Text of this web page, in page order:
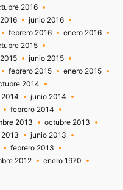
2016
junio 2016
febrero 2016
enero 2016
2015
junio 2015
febrero 2015
enero 2015
2014
junio 2014
febrero 2014
2013
octubre 2013
junio 2013
febrero 2013
2012
enero 1970